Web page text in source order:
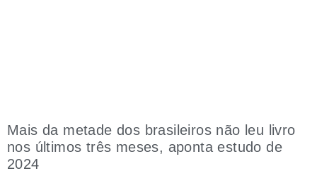
Mais da metade dos brasileiros não leu livro
nos últimos três meses, aponta estudo de
2024